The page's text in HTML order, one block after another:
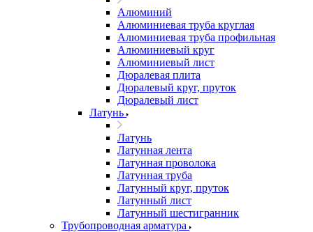
Алюминий
Алюминиевая труба круглая
Алюминиевая труба профильная
Алюминиевый круг
Алюминиевый лист
Дюралевая плита
Дюралевый круг, пруток
Дюралевый лист
Латунь
Латунь
Латунная лента
Латунная проволока
Латунная труба
Латунный круг, пруток
Латунный лист
Латунный шестигранник
Трубопроводная арматура